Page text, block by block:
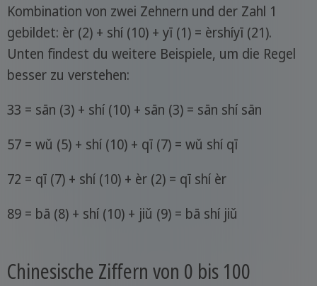
Kombination von zwei Zehnern und der Zahl 1
gebildet: èr (2) + shí (10) + yī (1) = èrshíyī (21).
Unten findest du weitere Beispiele, um die Regel
besser zu verstehen:
33 = sān (3) + shí (10) + sān (3) = sān shí sān
57 = wǔ (5) + shí (10) + qī (7) = wǔ shí qī
72 = qī (7) + shí (10) + èr (2) = qī shí èr
89 = bā (8) + shí (10) + jiǔ (9) = bā shí jiǔ
Chinesische Ziffern von 0 bis 100